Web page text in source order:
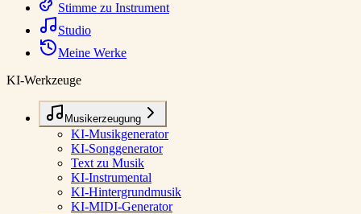
Stimme zu Instrument
Studio
Meine Werke
KI-Werkzeuge
Musikerzeugung
KI-Musikgenerator
KI-Songgenerator
Text zu Musik
KI-Instrumental
KI-Hintergrundmusik
KI-MIDI-Generator